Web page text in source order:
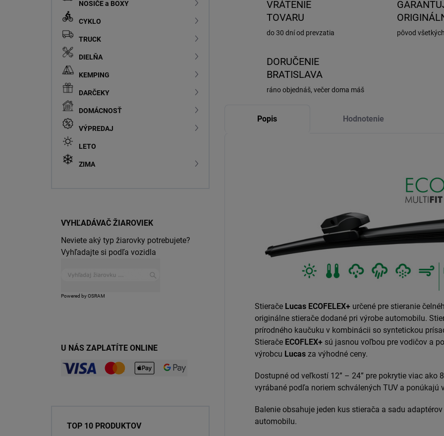
NOSIČE a BOXY
CYKLO
TRUCK
DIELŇA
KEMPING
DARČEKY
DOMÁCNOSŤ
VÝPREDAJ
LETO
ZIMA
VYHĽADÁVAČ ŽIAROVIEK
Neviete aký typ žiarovky potrebujete?
Vyhľadajte si podľa vozidla
Powered by OSRAM
U NÁS ZAPLATÍTE ONLINE
TOP 10 PRODUKTOV
VRÁTENIE
TOVARU
do 30 dní od prevzatia pôvod
DORUČENIE
BRATISLAVA
ráno objednáš, večer doma máš
Popis Hodnotenie
Stierače Lucas ECOFELEX+ určené pre stieranie
originálne stierače dodané pri výrobe automobilu.
prírodného kaučuku v kombinácii so syntetickou
Stierače ECOFLEX+ sú jasnou voľbou pre vodičov a
výrobcu Lucas za výhodné ceny.
Dostupné od veľkostí 12” – 24” pre pokrytie viac ako
vyrábané podľa noriem schválených TUV a ponúkajú
Balenie obsahuje jeden kus stierača a sadu
automobilu.